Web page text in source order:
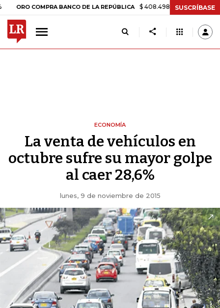
COMPRA BANCO DE LA REPÚBLICA $ 408.498,97 +$ 8.753,81 +2,19%
SUSCRÍBASE
ECONOMÍA
La venta de vehículos en
octubre sufre su mayor golpe
al caer 28,6%
lunes, 9 de noviembre de 2015